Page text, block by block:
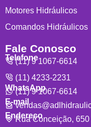
Motores Hidráulicos
Comandos Hidráulicos
Fale Conosco
Telefone
(11) 9 1067-6614
(11) 4233-2231
WhatsApp
(11) 9 1067-6614
E-mail
Endereço
Rua Conceição, 650